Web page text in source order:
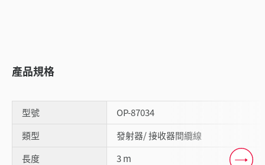
產品規格
型號
OP-87034
類型
發射器/ 接收器間纜線
長度
3 m